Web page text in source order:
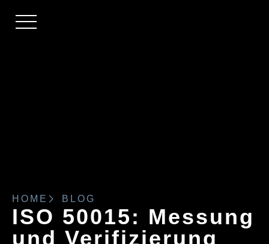
HOME BLOG
ISO 50015: Messung
und Verifizierung